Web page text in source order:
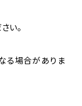
い。
る場合がありま